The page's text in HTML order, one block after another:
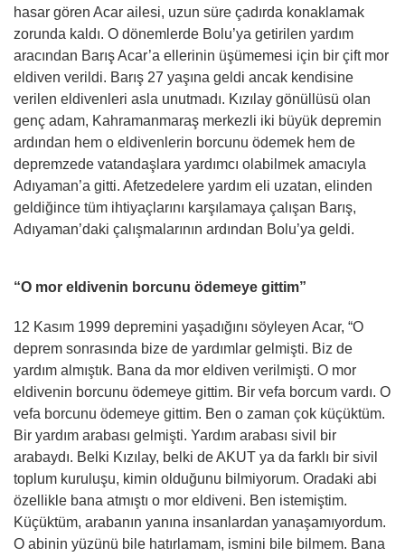
hasar gören Acar ailesi, uzun süre çadırda konaklamak
zorunda kaldı. O dönemlerde Bolu’ya getirilen yardım
aracından Barış Acar’a ellerinin üşümemesi için bir çift mor
eldiven verildi. Barış 27 yaşına geldi ancak kendisine
verilen eldivenleri asla unutmadı. Kızılay gönüllüsü olan
genç adam, Kahramanmaraş merkezli iki büyük depremin
ardından hem o eldivenlerin borcunu ödemek hem de
depremzede vatandaşlara yardımcı olabilmek amacıyla
Adıyaman’a gitti. Afetzedelere yardım eli uzatan, elinden
geldiğince tüm ihtiyaçlarını karşılamaya çalışan Barış,
Adıyaman’daki çalışmalarının ardından Bolu’ya geldi.
“O mor eldivenin borcunu ödemeye gittim”
12 Kasım 1999 depremini yaşadığını söyleyen Acar, “O
deprem sonrasında bize de yardımlar gelmişti. Biz de
yardım almıştık. Bana da mor eldiven verilmişti. O mor
eldivenin borcunu ödemeye gittim. Bir vefa borcum vardı. O
vefa borcunu ödemeye gittim. Ben o zaman çok küçüktüm.
Bir yardım arabası gelmişti. Yardım arabası sivil bir
arabaydı. Belki Kızılay, belki de AKUT ya da farklı bir sivil
toplum kuruluşu, kimin olduğunu bilmiyorum. Oradaki abi
özellikle bana atmıştı o mor eldiveni. Ben istemiştim.
Küçüktüm, arabanın yanına insanlardan yanaşamıyordum.
O abinin yüzünü bile hatırlamam, ismini bile bilmem. Bana